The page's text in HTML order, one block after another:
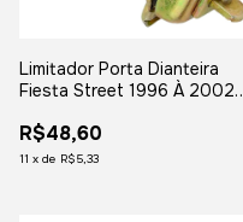
Limitador Porta Dianteira
Fiesta Street 1996 À 2002
R$48,60
11 x de R$5,33